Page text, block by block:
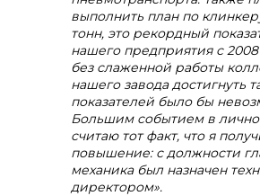
выполнить план по
тонн, это рекордный
нашего предприятия с 2008
без слаженной работы
нашего завода достигнуть
показателей было бы
Большим событием в
считаю тот факт, что я
повышение: с должности
механика был назначен
директором».